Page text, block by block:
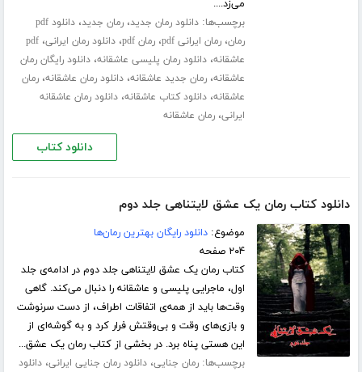
می‌زد....
برچسب‌ها:دانلود رمان جدید،رمان جدید،
دانلود pdf
رمان،رمان ایرانی pdf ،رمان pdf ،دانلود رمان ایرانی،pdf
عاشقانه،دانلود رمان پلیسی عاشقانه،دانلود رایگان رمان
عاشقانه،رمان جدید عاشقانه،دانلود رمان عاشقانه،رمان
عاشقانه،دانلود کتاب عاشقانه،دانلود رمان عاشقانه
ایرانی،رمان عاشقانه
دانلود کتاب
دانلود کتاب رمان یک عشق لایتناهی جلد دوم
موضوع:دانلود رایگان بهترین رمان‌ها
۲۰۴ صفحه
کتاب رمان یک عشق لایتناهی جلد دوم در ادامه‌ی جلد
اول، ماجرایی پلیسی و عاشقانه را دنبال می‌کند. گاهی
وقت‌ها باید از همه‌ی اتفاقات اطراف، از دست سرنوشت
و بازی‌های وقت و بی‌وقتش فرار کرد و به گوشه‌ای از
این هستی پناه برد. در بخشی از کتاب رمان یک عشق...
برچسب‌ها:رمان جنایی،دانلود رمان جنایی ایرانی،دانلود